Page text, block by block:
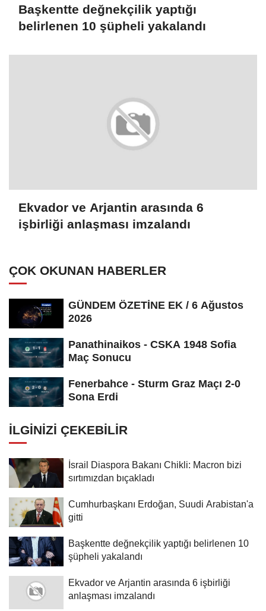
Başkentte değnekçilik yaptığı
belirlenen 10 şüpheli yakalandı
Ekvador ve Arjantin arasında 6
işbirliği anlaşması imzalandı
ÇOK OKUNAN HABERLER
GÜNDEM ÖZETİNE EK / 6 Ağustos
2026
Panathinaikos - CSKA 1948 Sofia
Maç Sonucu
Fenerbahce - Sturm Graz Maçı 2-0
Sona Erdi
İLGINIZI ÇEKEBILIR
İsrail Diaspora Bakanı Chikli: Macron bizi
sırtımızdan bıçakladı
Cumhurbaşkanı Erdoğan, Suudi Arabistan'a
gitti
Başkentte değnekçilik yaptığı belirlenen 10
şüpheli yakalandı
Ekvador ve Arjantin arasında 6 işbirliği
anlaşması imzalandı